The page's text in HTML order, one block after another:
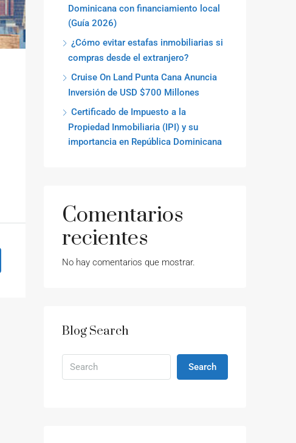
Dominicana con financiamiento local
(Guía 2026)
¿Cómo evitar estafas inmobiliarias si
compras desde el extranjero?
Cruise On Land Punta Cana Anuncia
Inversión de USD $700 Millones
Certificado de Impuesto a la
Propiedad Inmobiliaria (IPI) y su
importancia en República Dominicana
Comentarios
recientes
No hay comentarios que mostrar.
Blog Search
Search